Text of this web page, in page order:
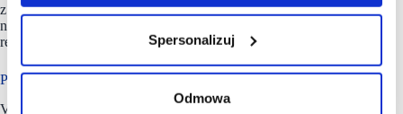
Spersonalizuj
Odmowa
z Meksykiem w Doha. Rozgrywki odbędą się w 5 miastach
na 8 stadionach. Tytułu Mistrza Świata będzie bronić
reprezentacja Francji.
Pięć głównych linii
VRG S.A. (poprzednia nazwa Vistula Group S.A.) jest spółką